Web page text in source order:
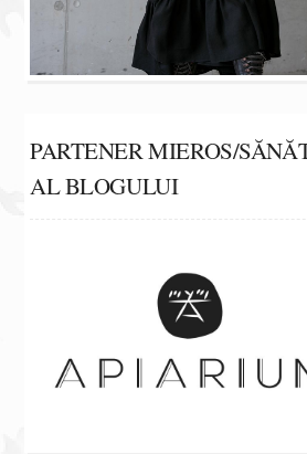
PARTENER MIEROS/
AL BLOGULUI